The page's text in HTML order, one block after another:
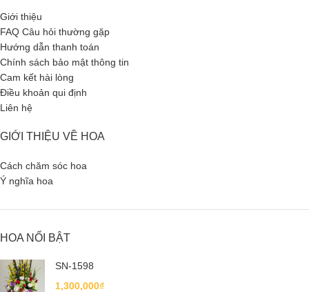
Giới thiệu
FAQ Câu hỏi thường gặp
Hướng dẫn thanh toán
Chính sách bảo mật thông tin
Cam kết hài lòng
Điều khoản qui định
Liên hệ
GIỚI THIỆU VỀ HOA
Cách chăm sóc hoa
Ý nghĩa hoa
HOA NỔI BẬT
SN-1598
1,300,000₫